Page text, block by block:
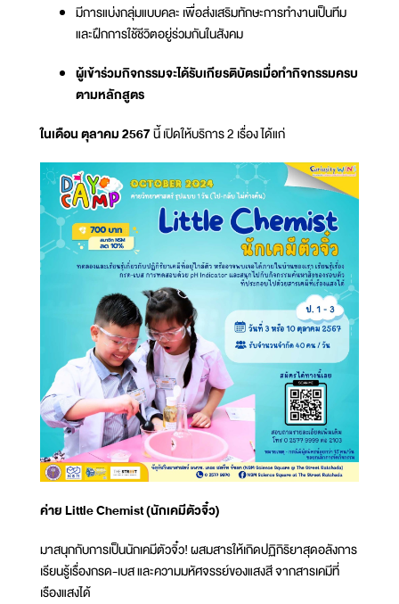
มีการแบ่งกลุ่มแบบคละ เพื่อส่งเสริมทักษะการทำงานเป็นทีม
และฝึกการใช้ชีวิตอยู่ร่วมกันในสังคม
ผู้เข้าร่วมกิจกรรมจะได้รับเกียรติบัตรเมื่อทำกิจกรรมครบ
ตามหลักสูตร
ในเดือน ตุลาคม 2567นี้ เปิดให้บริการ 2 เรื่อง ได้แก่
ค่าย Little Chemist (นักเคมีตัวจิ๋ว)
มาสนุกกับการเป็นนักเคมีตัวจิ๋ว! ผสมสารให้เกิดปฏิกิริยาสุดอลังการ
เรียนรู้เรื่องกรด-เบส และความมหัศจรรย์ของแสงสี จากสารเคมีที่
เรืองแสงได้